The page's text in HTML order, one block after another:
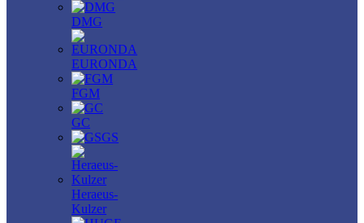
DMG
EURONDA
FGM
GC
GS
Heraeus-
Kulzer